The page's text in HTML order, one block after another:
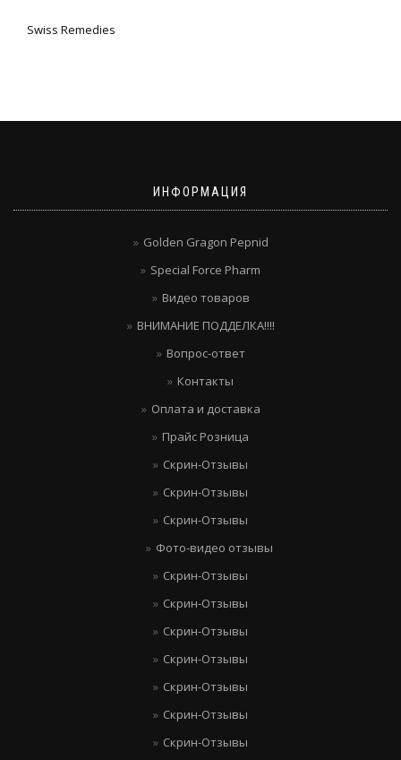
Swiss Remedies
ИНФОРМАЦИЯ
Golden Gragon Pepnid
Special Force Pharm
Видео товаров
ВНИМАНИЕ ПОДДЕЛКА!!!!
Вопрос-ответ
Контакты
Оплата и доставка
Прайс Розница
Скрин-Отзывы
Скрин-Отзывы
Скрин-Отзывы
Фото-видео отзывы
Скрин-Отзывы
Скрин-Отзывы
Скрин-Отзывы
Скрин-Отзывы
Скрин-Отзывы
Скрин-Отзывы
Скрин-Отзывы